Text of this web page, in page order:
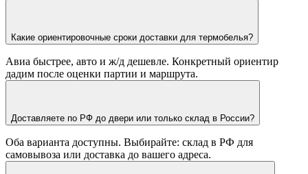
Какие ориентировочные сроки доставки для термобелья?
Авиа быстрее, авто и ж/д дешевле. Конкретный ориентир
дадим после оценки партии и маршрута.
Доставляете по РФ до двери или только склад в России?
Оба варианта доступны. Выбирайте: склад в РФ для
самовывоза или доставка до вашего адреса.